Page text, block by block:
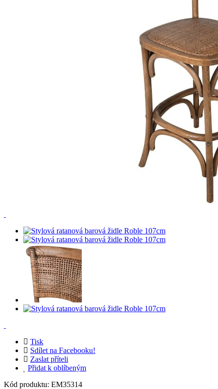
Tisk
Sdílet na Facebooku!
Zaslat příteli
Přidat k oblíbeným
Kód produktu: EM35314